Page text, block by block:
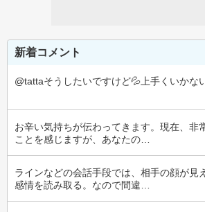
新着コメント
@tattaそうしたいですけど💦上手くいかな
お辛い気持ちが伝わってきます。現在、非
ことを感じますが、あなたの…
ラインなどの会話手段では、相手の顔が見
感情を読み取る。なので間違…